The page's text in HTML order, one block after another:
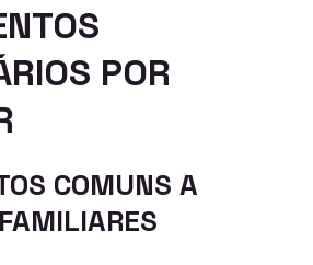
POR
COMUNS A